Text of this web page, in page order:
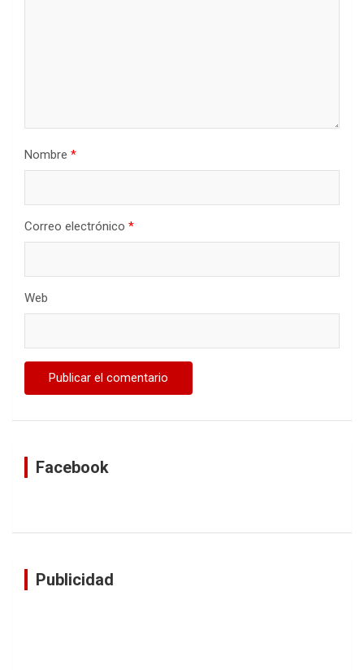
Nombre *
Correo electrónico *
Web
Facebook
Publicidad